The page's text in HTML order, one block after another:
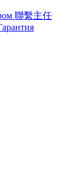
聯繫主任